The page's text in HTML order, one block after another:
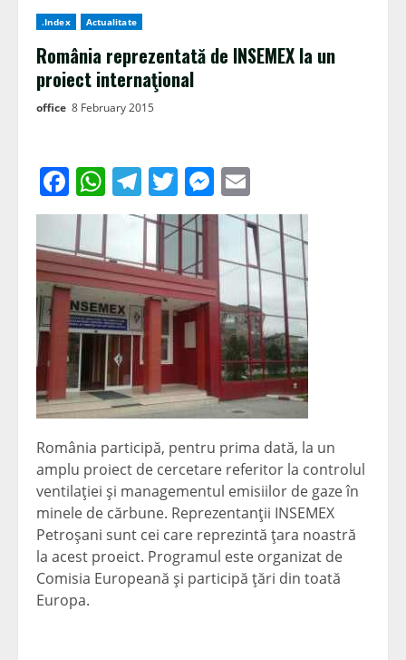
.Index Actualitate
România reprezentată de INSEMEX la un
proiect internaţional
office 8 February 2015
Facebook
WhatsApp
Telegram
TwitterMessenger
România participă, pentru prima dată, la un
amplu proiect de cercetare referitor la controlul
ventilaţiei şi managementul emisiilor de gaze în
minele de cărbune. Reprezentanţii INSEMEX
Petroşani sunt cei care reprezintă ţara noastră
la acest proeict. Programul este organizat de
Comisia Europeană şi participă ţări din toată
Europa.